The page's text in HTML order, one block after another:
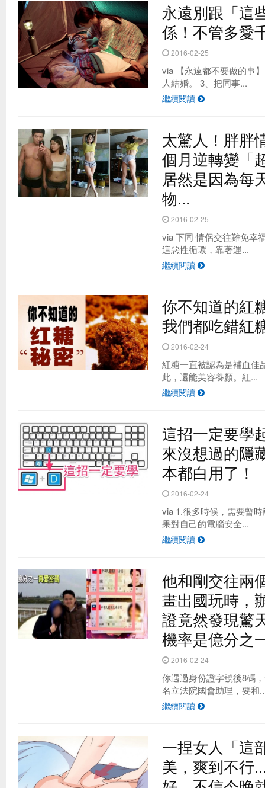
永遠別跟「這
係！不管多愛
2016-02-25
via 【永遠都不要做的事
人結婚。 3、把同事...
繼續閱讀
太驚人！胖胖
個月逆轉變「
居然是因為每
物...
2016-02-25
via 下同 情侶交往難免幸
這惡性循環，靠著運...
繼續閱讀
你不知道的紅
我們都吃錯紅
2016-02-24
紅糖一直被認為是補血佳
此，還能美容養顏。紅...
繼續閱讀
這招一定要學
來沒想過的隱
本都白用了！
2016-02-24
via 1.很多時候，需要暫
果對自己的電腦安全...
繼續閱讀
他和剛交往兩
畫出國玩時，
證竟然發現驚
機率是億分之
2016-02-24
你遇過身份證字號後8碼
名立法院國會助理，要和
繼續閱讀
一捏女人「這
美，爽到不行